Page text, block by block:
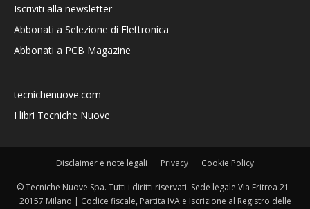
Iscriviti alla newsletter
Abbonati a Selezione di Elettronica
Abbonati a PCB Magazine
tecnichenuove.com
I libri Tecniche Nuove
Disclaimer e note legali Privacy Cookie Policy
© Tecniche Nuove Spa. Tutti i diritti riservati. Sede legale Via Eritrea 21 -
20157 Milano | Codice fiscale, Partita IVA e Iscrizione al Registro delle